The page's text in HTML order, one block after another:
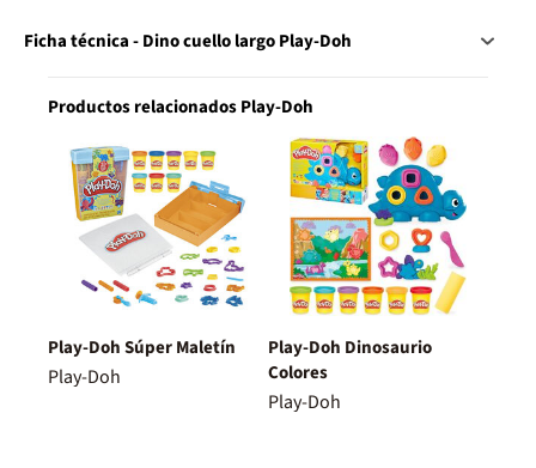
Ficha técnica - Dino cuello largo Play-Doh
Productos relacionados Play-Doh
Play-Doh Súper Maletín
Play-Doh
Play-Doh Dinosaurio
Colores
Play-Doh